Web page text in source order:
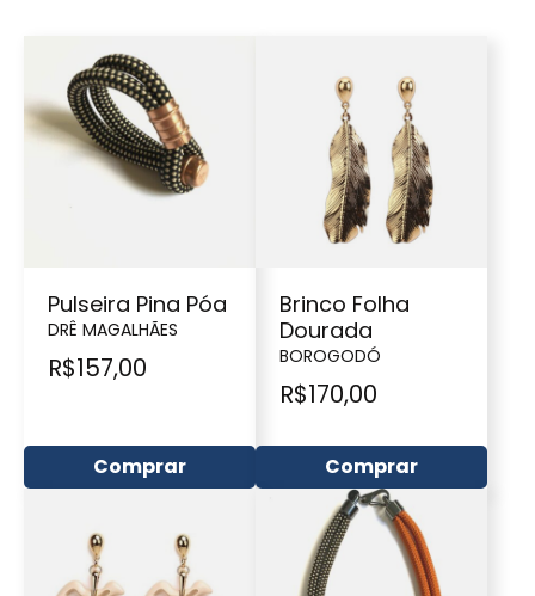
Pulseira Pina Póa
DRÊ MAGALHÃES
R$157,00
Comprar
Brinco Folha
Dourada
BOROGODÓ
R$170,00
Comprar